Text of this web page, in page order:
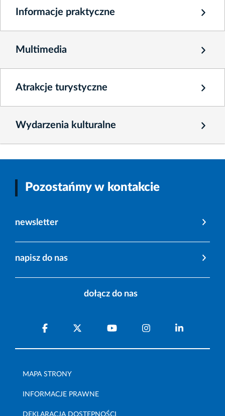
Informacje praktyczne
Multimedia
Atrakcje turystyczne
Wydarzenia kulturalne
Pozostańmy w kontakcie
newsletter
napisz do nas
dołącz do nas
MAPA STRONY
INFORMACJE PRAWNE
DEKLARACJA DOSTĘPNOŚCI